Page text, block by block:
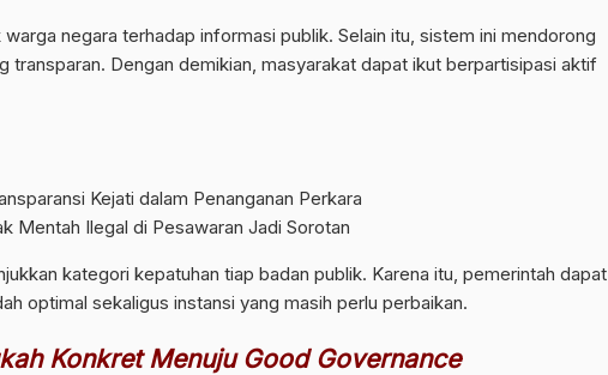
negara terhadap informasi publik. Selain itu, sistem ini mendorong
transparan. Dengan demikian, masyarakat dapat ikut berpartisipasi aktif
Kejati dalam Penanganan Perkara
Mentah Ilegal di Pesawaran Jadi Sorotan
kategori kepatuhan tiap badan publik. Karena itu, pemerintah dapat
optimal sekaligus instansi yang masih perlu perbaikan.
Konkret Menuju Good Governance